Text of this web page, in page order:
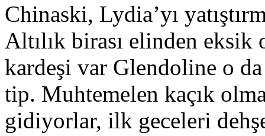
Chinaski, Lydia’yı
Altılık birası elinden eksik
kardeşi var Glendoline o
tip. Muhtemelen kaçık
gidiyorlar, ilk geceleri